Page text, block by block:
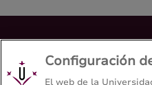
Grado en Diseño
Escuela Politécnica
Configuración
El web de la